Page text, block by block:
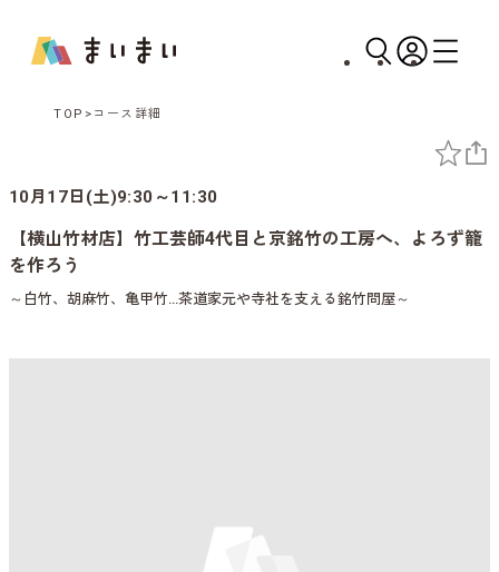
TOP コース詳細
10月17日(土)9:30～11:30
【横山竹材店】竹工芸師4代目と京銘竹の工房へ、よろず籠
を作ろう
～白竹、胡麻竹、亀甲竹…茶道家元や寺社を支える銘竹問屋～